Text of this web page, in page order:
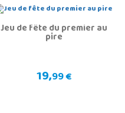
Jeu de fête du premier au
pire
19,99 €